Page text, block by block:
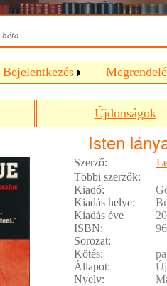
béta
Bejelentkezés
Újdonságok
Isten
Szerző:
Többi szerzők:
Kiadó:
Kiadás helye:
Kiadás éve
ISBN:
Sorozat:
Kötés:
Állapot:
Nyelv: